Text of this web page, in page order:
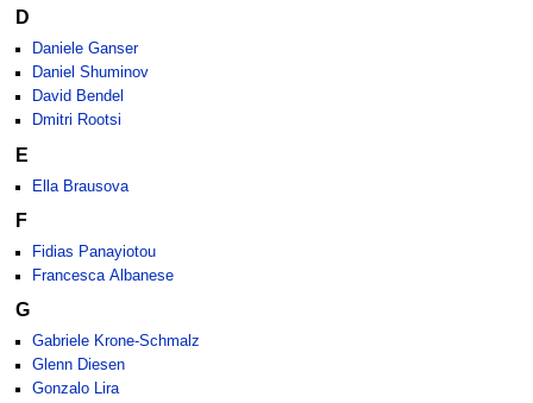
D
Daniele Ganser
Daniel Shuminov
David Bendel
Dmitri Rootsi
E
Ella Brausova
F
Fidias Panayiotou
Francesca Albanese
G
Gabriele Krone-Schmalz
Glenn Diesen
Gonzalo Lira